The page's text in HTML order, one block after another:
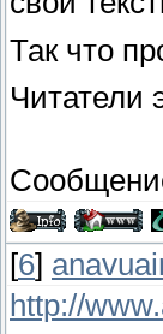
Так что
Читатели
[6]
http://